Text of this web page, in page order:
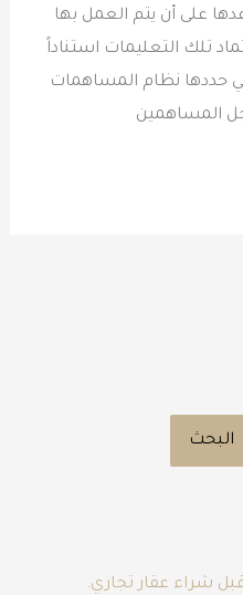
على أن يتم العمل بها
تلك التعليمات استناداً
حددها نظام المساهمات
المساهمين
البحث